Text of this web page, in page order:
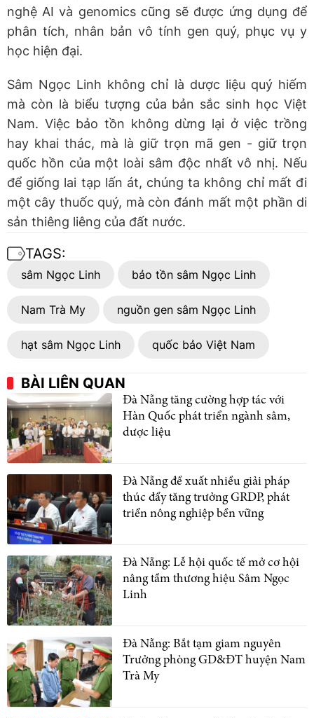
nghệ AI và genomics cũng sẽ được ứng dụng để
phân tích, nhân bản vô tính gen quý, phục vụ y
học hiện đại.
Sâm Ngọc Linh không chỉ là dược liệu quý hiếm
mà còn là biểu tượng của bản sắc sinh học Việt
Nam. Việc bảo tồn không dừng lại ở việc trồng
hay khai thác, mà là giữ trọn mã gen - giữ trọn
quốc hồn của một loài sâm độc nhất vô nhị. Nếu
để giống lai tạp lấn át, chúng ta không chỉ mất đi
một cây thuốc quý, mà còn đánh mất một phần di
sản thiêng liêng của đất nước.
TAGS:
sâm Ngọc Linh bảo tồn sâm Ngọc Linh
Nam Trà My nguồn gen sâm Ngọc Linh
hạt sâm Ngọc Linh quốc bảo Việt Nam
BÀI LIÊN QUAN
Đà Nẵng tăng cường hợp tác với
Hàn Quốc phát triển ngành sâm,
dược liệu
Đà Nẵng đề xuất nhiều giải pháp
thúc đẩy tăng trưởng GRDP, phát
triển nông nghiệp bền vững
Đà Nẵng: Lễ hội quốc tế mở cơ hội
nâng tầm thương hiệu Sâm Ngọc
Linh
Đà Nẵng: Bắt tạm giam nguyên
Trưởng phòng GD&ĐT huyện Nam
Trà My